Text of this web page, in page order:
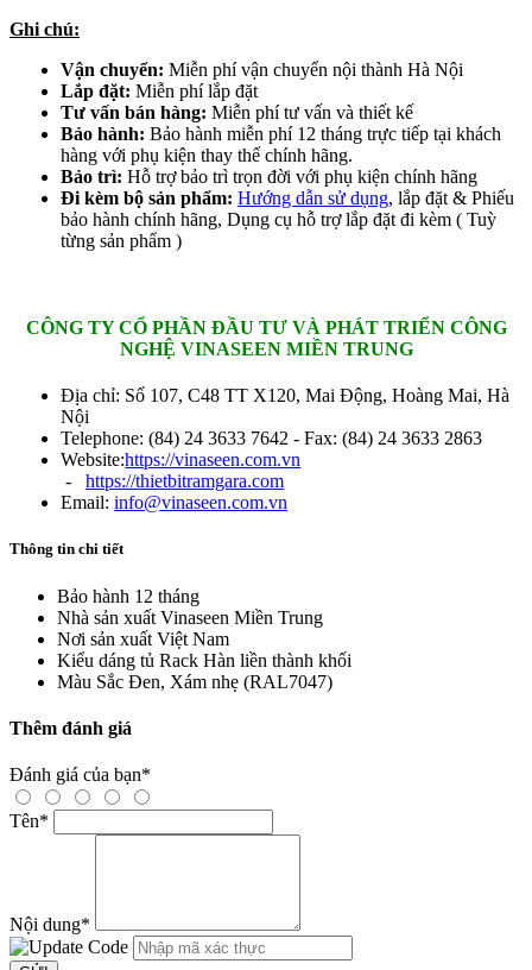
Ghi chú:
Vận chuyển: Miễn phí vận chuyển nội thành Hà Nội
Lắp đặt:Miễn phí lắp đặt
Tư vấn bán hàng: Miễn phí tư vấn và thiết kế
Bảo hành: Bảo hành miễn phí 12 tháng trực tiếp tại khách
hàng với phụ kiện thay thế chính hãng.
Bảo trì: Hỗ trợ bảo trì trọn đời với phụ kiện chính hãng
Đi kèm bộ sản phẩm: Hướng dẫn sử dụng, lắp đặt & Phiếu
bảo hành chính hãng, Dụng cụ hỗ trợ lắp đặt đi kèm ( Tuỳ
từng sản phẩm )
CÔNG TY CỔ PHẦN ĐẦU TƯ VÀ PHÁT TRIỂN CÔNG
NGHỆ VINASEEN MIỀN TRUNG
Địa chỉ: Số 107, C48 TT X120, Mai Động, Hoàng Mai, Hà
Nội
Telephone: (84) 24 3633 7642 - Fax: (84) 24 3633 2863
Website:https://vinaseen.com.vn
-https://thietbitramgara.com
Email:info@vinaseen.com.vn
Thông tin chi tiết
Bảo hành 12 tháng
Nhà sản xuất Vinaseen Miền Trung
Nơi sản xuất Việt Nam
Kiểu dáng tủ Rack Hàn liền thành khối
Màu Sắc Đen, Xám nhẹ (RAL7047)
Thêm đánh giá
Đánh giá của bạn*
Tên*
Nội dung*